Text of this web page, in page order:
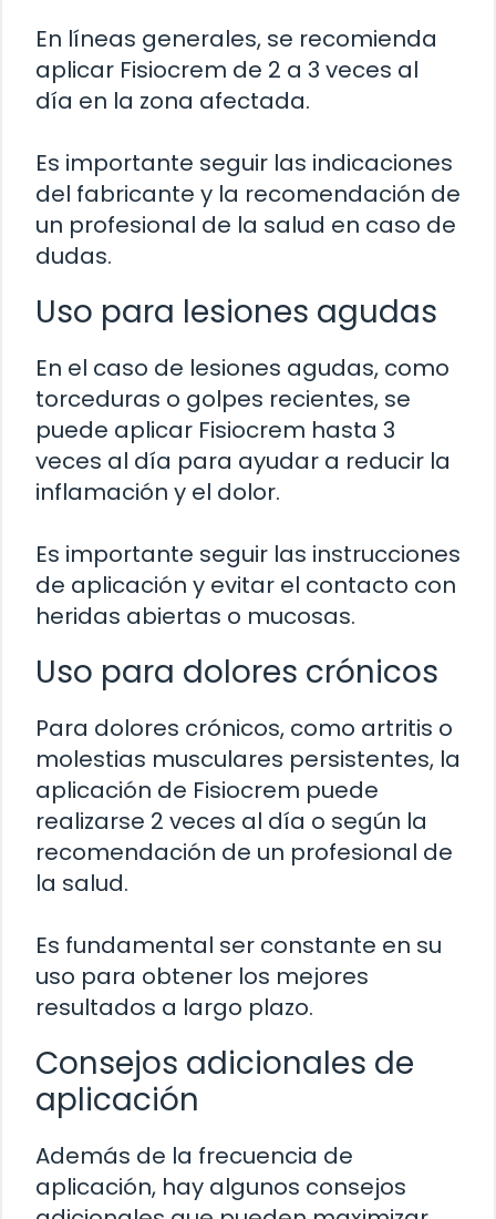
En líneas generales, se recomienda
aplicar Fisiocrem de 2 a 3 veces al
día en la zona afectada.
Es importante seguir las indicaciones
del fabricante y la recomendación de
un profesional de la salud en caso de
dudas.
Uso para lesiones agudas
En el caso de lesiones agudas, como
torceduras o golpes recientes, se
puede aplicar Fisiocrem hasta 3
veces al día para ayudar a reducir la
inflamación y el dolor.
Es importante seguir las instrucciones
de aplicación y evitar el contacto con
heridas abiertas o mucosas.
Uso para dolores crónicos
Para dolores crónicos, como artritis o
molestias musculares persistentes, la
aplicación de Fisiocrem puede
realizarse 2 veces al día o según la
recomendación de un profesional de
la salud.
Es fundamental ser constante en su
uso para obtener los mejores
resultados a largo plazo.
Consejos adicionales de
aplicación
Además de la frecuencia de
aplicación, hay algunos consejos